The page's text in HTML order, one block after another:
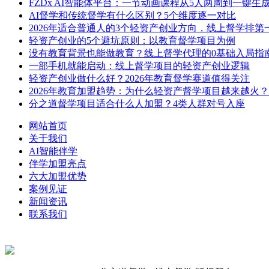
FZDx AI智能体平台：一节动画课程从5人两周到一键生
AI督学和传统督学有什么区别？5个维度逐一对比
2026年适合普通人的3个轻资产创业方向，线上督学排第
轻资产创业的5个避坑原则：以教育督学项目为例
没有教育背景也能做教育？线上督学代理的0基础入局指
一部手机就能启动：线上督学项目的轻资产创业逻辑
轻资产创业做什么好？2026年教育督学赛道值得关注
2026年教育加盟趋势：为什么轻资产督学项目越来越火？
分之道督学项目适合什么人加盟？4类人群对号入座
网站首页
关于我们
AI智能伴学
伴学加盟亮点
六大加盟优势
案例见证
新闻资讯
联系我们